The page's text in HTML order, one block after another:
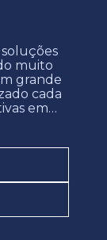
muito
grande
cada
em